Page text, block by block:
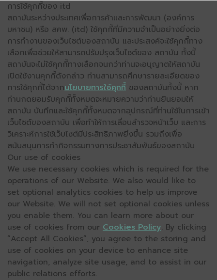
การใช้คุกกี้ของ itd
สถาบันระหว่างประเทศเพื่อการค้าและการพัฒนา (องค์การ
มหาชน) หรือ สคพ. (itd) ใช้คุกกี้ที่มีความจำเป็นอย่างยิ่งต่อ
การทำงานของเว็บไซต์ของสถาบัน และประสงค์จะใช้คุกกี้ทาง
เลือกเพื่อช่วยให้สามารถปรับปรุงเว็บไซต์ของ สถาบัน ทั้งนี้
สถาบันจะไม่ใช้คุกกี้ทางเลือกจนกว่าท่านจะอนุญาตให้สถาบัน
เปิดใช้งานคุกกี้ดังกล่าว ท่านสามารถศึกษารายละเอียดของ
การใช้คุกกี้ได้จากนโยบายการใช้คุกกี้ ของสถาบันทั้งนี้ หาก
ท่านกดยอมรับคุกกี้ทั้งหมดจะหมายความว่าท่านยินยอมให้
สถาบัน บันทึกและใช้คุกกี้ทั้งหมดจากอุปกรณ์ที่ท่านใช้ในการเข้า
เว็บไซต์ของสถาบัน เพื่อทำให้การเลื่อนสำรวจหน้าเว็บ และการ
วิเคราะห์การใช้เว็บไซต์มีประสิทธิภาพยิ่งขึ้น รวมถึงเพื่อ
สนับสนุนการทำกิจกรรมทางการประชาสัมพันธ์ของสถาบัน
Our use of cookies
We use necessary cookies which is required for the
operations of our Website. We also would like to
set optional analytics cookies to help us improve
our Website. We will not set optional cookies unless
you enable them. You can learn more about our
use of cookies from our Cookies Policy. By clicking
“Accept All Cookies”, you agree to the storing and
use of cookies on your device to enhance site
navigation, analyze site usage, and to assist in our
public relations efforts.